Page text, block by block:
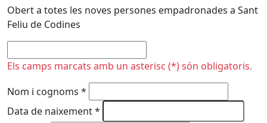
Obert a totes les noves persones empadronades a Sant
Feliu de Codines
Els camps marcats amb un asterisc (*) són obligatoris.
Nom i cognoms *
Data de naixement*